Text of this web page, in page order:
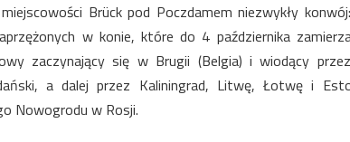
Brück pod Poczdamem niezwykły
w konie, które do 4 października
zaczynający się w Brugii (Belgia) i wiodący
a dalej przez Kaliningrad, Litwę, Łotwę i
Nowogrodu w Rosji.